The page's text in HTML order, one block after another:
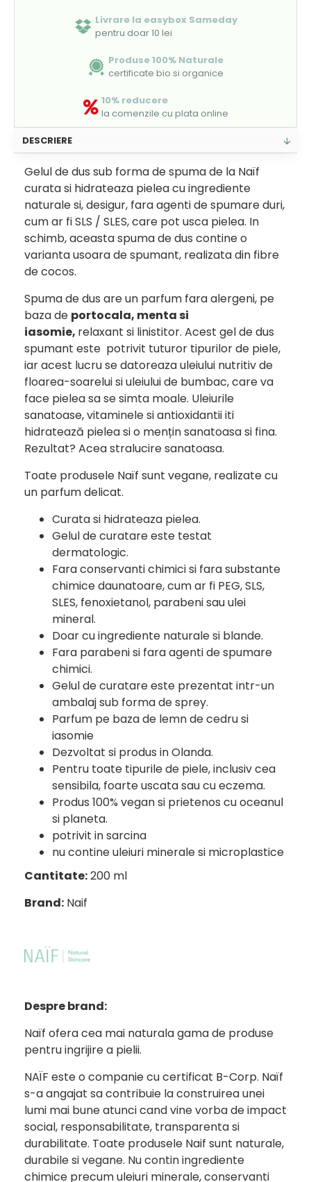
Livrare la easybox Sameday
pentru doar 10 lei
Produse 100% Naturale
certificate bio si organice
10% reducere
la comenzile cu plata online
DESCRIERE
Gelul de dus sub forma de spuma de la Naïf
curata si hidrateaza pielea cu ingrediente
naturale si, desigur, fara agenti de spumare duri,
cum ar fi SLS / SLES, care pot usca pielea. In
schimb, aceasta spuma de dus contine o
varianta usoara de spumant, realizata din fibre
de cocos.
Spuma de dus are un parfum fara alergeni, pe
baza de portocala, menta si
iasomie, relaxant si linistitor. Acest gel de dus
spumant este potrivit tuturor tipurilor de piele,
iar acest lucru se datoreaza uleiului nutritiv de
floarea-soarelui si uleiului de bumbac, care va
face pielea sa se simta moale. Uleiurile
sanatoase, vitaminele si antioxidantii iti
hidratează pielea si o mențin sanatoasa si fina.
Rezultat? Acea stralucire sanatoasa.
Toate produsele Naïf sunt vegane, realizate cu
un parfum delicat.
Curata si hidrateaza pielea.
Gelul de curatare este testat
dermatologic.
Fara conservanti chimici si fara substante
chimice daunatoare, cum ar fi PEG, SLS,
SLES, fenoxietanol, parabeni sau ulei
mineral.
Doar cu ingrediente naturale si blande.
Fara parabeni si fara agenti de spumare
chimici.
Gelul de curatare este prezentat intr-un
ambalaj sub forma de sprey.
Parfum pe baza de lemn de cedru si
iasomie
Dezvoltat si produs in Olanda.
Pentru toate tipurile de piele, inclusiv cea
sensibila, foarte uscata sau cu eczema.
Produs 100% vegan si prietenos cu oceanul
si planeta.
potrivit in sarcina
nu contine uleiuri minerale si microplastice
Cantitate:200 ml
Brand: Naif
Despre brand:
Naïf ofera cea mai naturala gama de produse
pentru ingrijire a pielii.
NAÏF este o companie cu certificat B-Corp. Naïf
s-a angajat sa contribuie la construirea unei
lumi mai bune atunci cand vine vorba de impact
social, responsabilitate, transparenta si
durabilitate. Toate produsele Naif sunt naturale,
durabile si vegane. Nu contin ingrediente
chimice precum uleiuri minerale, conservanti